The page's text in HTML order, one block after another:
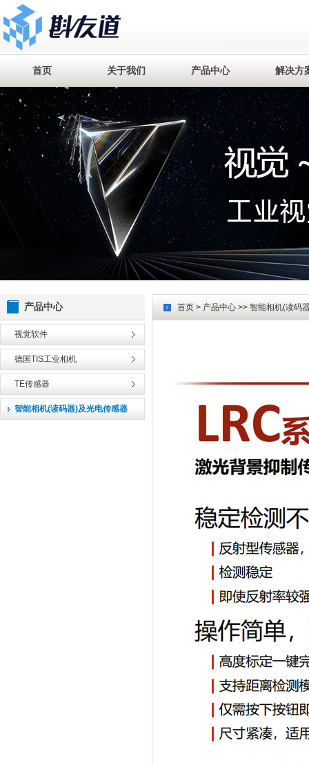
首页 关于我们 产品中心 解决方
产品中心
视觉软件
德国TIS工业相机
TE传感器
智能相机(读码器)及光电传感器
首页 > 产品中心 >> 智能相机(读码